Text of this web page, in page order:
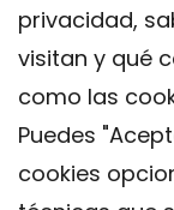
privacidad,
visitan y qué
como las
Puedes
cookies